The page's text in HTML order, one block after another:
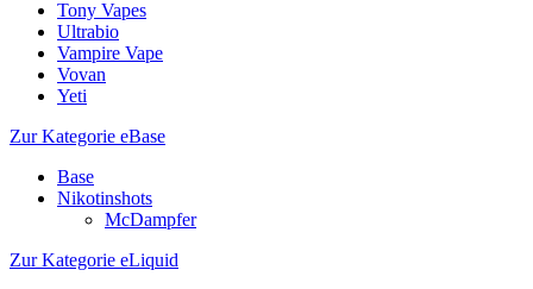
Tony Vapes
Ultrabio
Vampire Vape
Vovan
Yeti
Zur Kategorie eBase
Base
Nikotinshots
McDampfer
Zur Kategorie eLiquid